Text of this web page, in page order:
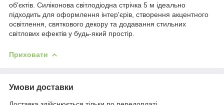
об'єктів. Силіконова світлодіодна стрічка 5 м ідеально
підходить для оформлення інтер'єрів, створення акцентного
освітлення, святкового декору та додавання стильних
світлових ефектів у будь-який простір.
Приховати
Умови доставки